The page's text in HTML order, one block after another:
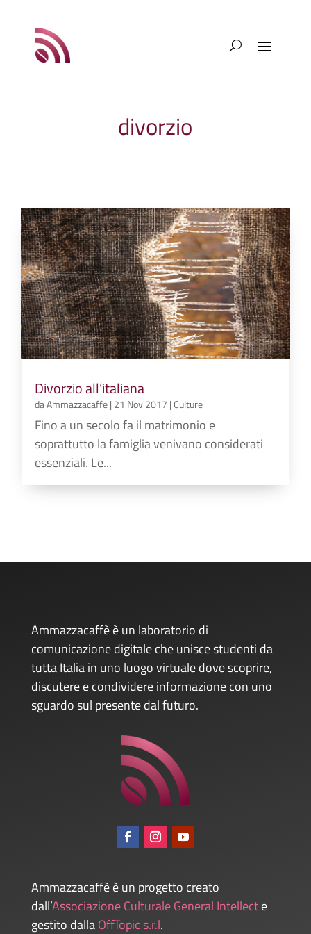
divorzio
Divorzio all’italiana
daAmmazzacaffe| 21 Nov 2017 |Culture
Fino a un secolo fa il matrimonio e
soprattutto la famiglia venivano considerati
essenziali. Le...
Ammazzacaffè è un laboratorio di
comunicazione digitale che unisce studenti da
tutta Italia in uno luogo virtuale dove scoprire,
discutere e condividere informazione con uno
sguardo sul presente dal futuro.
Ammazzacaffè è un progetto creato
dall’Associazione Culturale General Intellecte
gestito dallaOffTopic s.r.l.